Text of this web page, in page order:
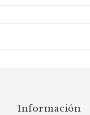
Información